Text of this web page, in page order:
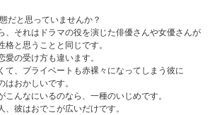
だと思っていませんか？
、それはドラマの役を演じた俳優さんや女優さんが
格と思うことと同じです。
愛の受け方も違います。
て、プライベートも赤裸々になってしまう彼に
はおかしいです。
こんなにいるのなら、一種のいじめです。
彼はおでこが広いだけです。